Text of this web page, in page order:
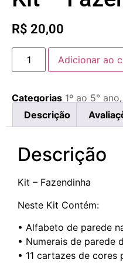
R$ 20,00
Adicionar ao
Categorias 1º ao 5° ano,
Descrição
Descrição
Kit – Fazendinha
Neste Kit Contém:
• Alfabeto de parede
• Numerais de parede
• 11 cartazes de cores